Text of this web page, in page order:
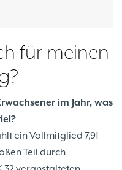
für meinen
im Jahr, was
ein Vollmitglied 7,91
Teil durch